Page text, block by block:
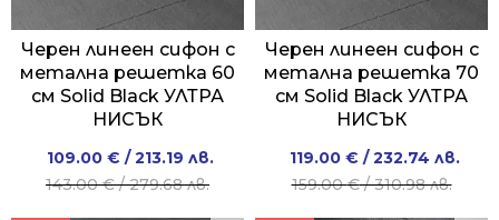
Черен линеен сифон с
метална решетка 60
см Solid Black УЛТРА
НИСЪК
143.00€/ 279.68 лв.
Original
price
109.00 € / 213.19 лв.
Current
price
Черен линеен сифон с
метална решетка 70
см Solid Black УЛТРА
НИСЪК
159.00€/ 310.98 лв.
Original
price
119.00 € / 232.74 лв.
Current
price